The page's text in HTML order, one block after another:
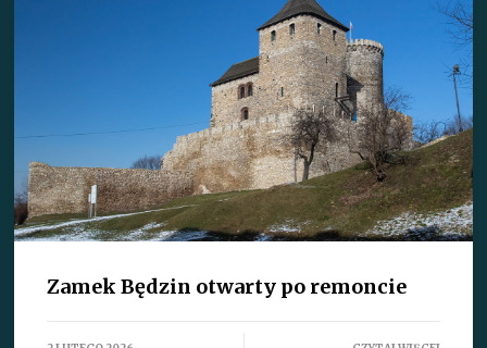
Zamek Będzin otwarty po remoncie